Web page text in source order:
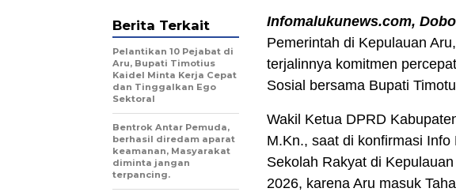
Infomalukunews.com,
Pemerintah di Kepulauan
terjalinnya komitmen
Sosial bersama Bupati
Wakil Ketua DPRD
M.Kn., saat di konfirmasi
Sekolah Rakyat di
2026, karena Aru masuk
Berita Terkait
Pelantikan 10 Pejabat di
Aru, Bupati Timotius
Kaidel Minta Kerja Cepat
dan Tinggalkan Ego
Sektoral
Bentrok Antar Pemuda,
berhasil diredam aparat
keamanan, Masyarakat
diminta jangan
terpancing.